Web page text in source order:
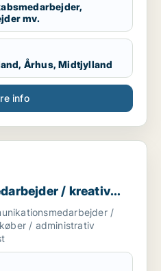
mv.
Århus, Midtjylland
info
/ kreativ
/ kreativ
/ administrativ /
/ administrativ